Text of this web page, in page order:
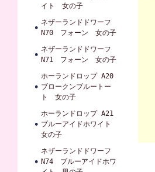
イト 女の子
ネザーランドドワーフ
N70 フォーン 女の子
ネザーランドドワーフ
N71 フォーン 女の子
ホーランドロップ A20
ブロークンブルートー
ト 女の子
ホーランドロップ A21
ブルーアイドホワイト
女の子
ネザーランドドワーフ
N74 ブルーアイドホワ